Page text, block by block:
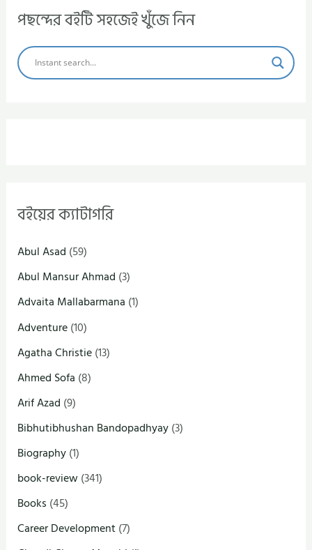
পছন্দের বইটি সহজেই খুঁজে নিন
বইয়ের ক্যাটাগরি
Abul Asad (59)
Abul Mansur Ahmad (3)
Advaita Mallabarmana (1)
Adventure(10)
Agatha Christie(13)
Ahmed Sofa (8)
Arif Azad (9)
Bibhutibhushan Bandopadhyay(3)
Biography(1)
book-review(341)
Books (45)
Career Development(7)